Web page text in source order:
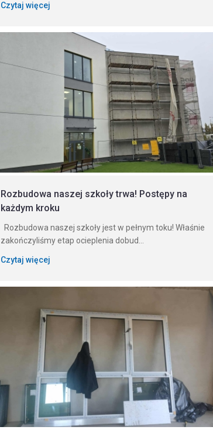
Czytaj więcej
Rozbudowa naszej szkoły trwa! Postępy na
każdym kroku
Rozbudowa naszej szkoły jest w pełnym toku! Właśnie
zakończyliśmy etap ocieplenia dobud...
Czytaj więcej